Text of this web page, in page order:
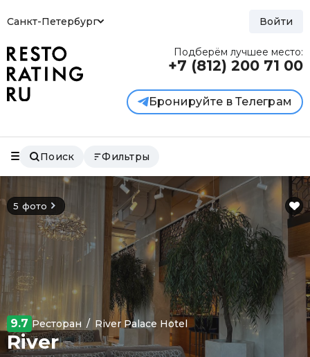
Санкт-Петербург Войти
Подберём лучшее место:
+7 (812) 200 71 00
Бронируйте в Телеграм
Поиск Фильтры
5 фото
9.7 Ресторан / River Palace Hotel
River